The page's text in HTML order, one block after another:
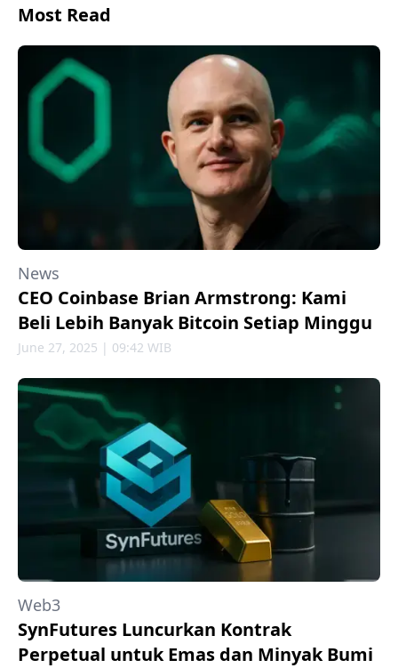
Most Read
News
CEO Coinbase Brian Armstrong: Kami
Beli Lebih Banyak Bitcoin Setiap Minggu
June 27, 2025 | 09:42 WIB
Web3
SynFutures Luncurkan Kontrak
Perpetual untuk Emas dan Minyak Bumi